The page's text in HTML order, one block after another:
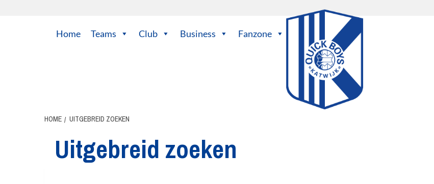
Home Teams Club Business Fanzone
HOME UITGEBREID ZOEKEN
Uitgebreid zoeken